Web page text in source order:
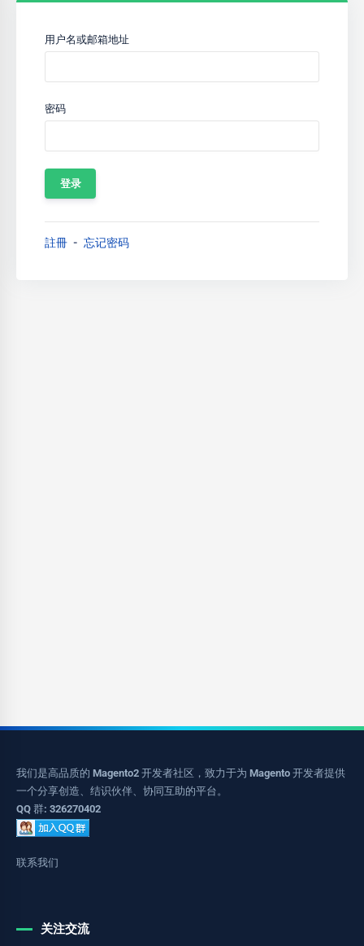
用户名或邮箱地址
密码
註冊 忘记密码
我们是高品质的 Magento2 开发者社区，致力于为 Magento 开发者提供
一个分享创造、结识伙伴、协同互助的平台。
QQ 群: 326270402
联系我们
关注交流